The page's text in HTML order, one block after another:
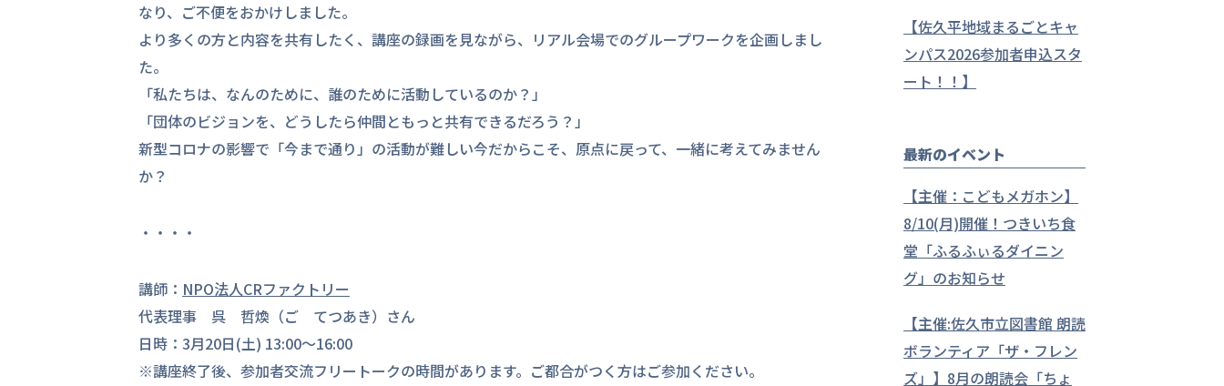
なり、ご不便をおかけしました。
より多くの方と内容を共有したく、講座の録画を見ながら、リアル会場でのグループワークを企画しまし
た。
「私たちは、なんのために、誰のために活動しているのか？」
「団体のビジョンを、どうしたら仲間ともっと共有できるだろう？」
新型コロナの影響で「今まで通り」の活動が難しい今だからこそ、原点に戻って、一緒に考えてみません
か？
・・・・
講師： NPO法人CRファクトリー
代表理事 呉 哲煥（ご てつあき）さん
日時：3月20日(土) 13:00～16:00
※講座終了後、参加者交流フリートークの時間があります。ご都合がつく方はご参加ください。
【佐久平地域まるごとキャ
ンパス2026参加者申込スタ
ート！！】
最新のイベント
【主催：こどもメガホン】
8/10(月)開催！つきいち食
堂「ふるふぃるダイニン
グ」のお知らせ
【主催:佐久市立図書館 朗読
ボランティア「ザ・フレン
ズ」】8月の朗読会「ちょ